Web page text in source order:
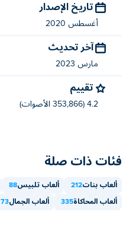
تاريخ الإصدار
أغسطس 2020
آخر تحديث
مارس 2023
تقييم
4.2 (353,866 الأصوات)
فئات ذات صلة
ألعاب بنات212 ألعاب تلبيس88
ألعاب المحاكاة335 ألعاب الجمال73